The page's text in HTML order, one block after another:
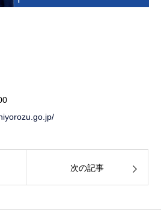
次の記事